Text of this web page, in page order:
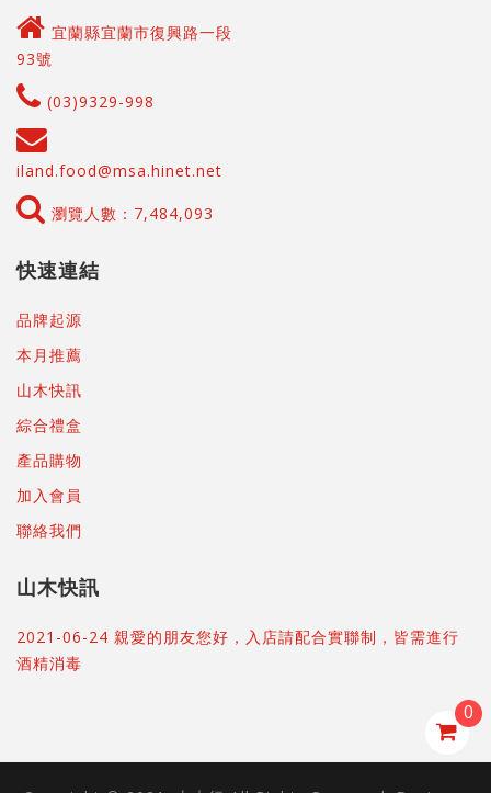
0
宜蘭縣宜蘭市復興路一段
93號
(03)9329-998
iland.food@msa.hinet.net
瀏覽人數：7,484,093
快速連結
品牌起源
本月推薦
山木快訊
綜合禮盒
產品購物
加入會員
聯絡我們
山木快訊
2021-06-24 親愛的朋友您好，入店請配合實聯制，皆需進行
酒精消毒